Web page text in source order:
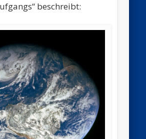
beschreibt: